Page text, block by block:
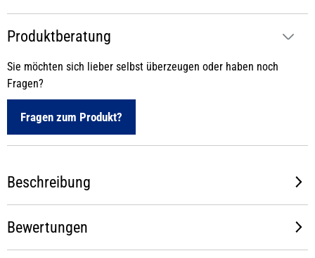
Produktberatung
Sie möchten sich lieber selbst überzeugen oder haben noch
Fragen?
Fragen zum Produkt?
Beschreibung
Bewertungen